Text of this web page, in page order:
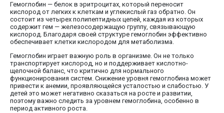
Гемоглобин — белок в эритроцитах, который переносит
кислород от легких к клеткам и углекислый газ обратно. Он
состоит из четырех полипептидных цепей, каждая из которых
содержит гем — железосодержащую группу, связывающую
кислород. Благодаря своей структуре гемоглобин эффективно
обеспечивает клетки кислородом для метаболизма.
Гемоглобин играет важную роль в организме. Он не только
транспортирует кислород, но и поддерживает кислотно-
щелочной баланс, что критично для нормального
функционирования систем. Снижение уровня гемоглобина может
привести к анемии, проявляющейся усталостью и слабостью. У
детей это может негативно сказаться на росте и развитии,
поэтому важно следить за уровнем гемоглобина, особенно в
период активного роста.